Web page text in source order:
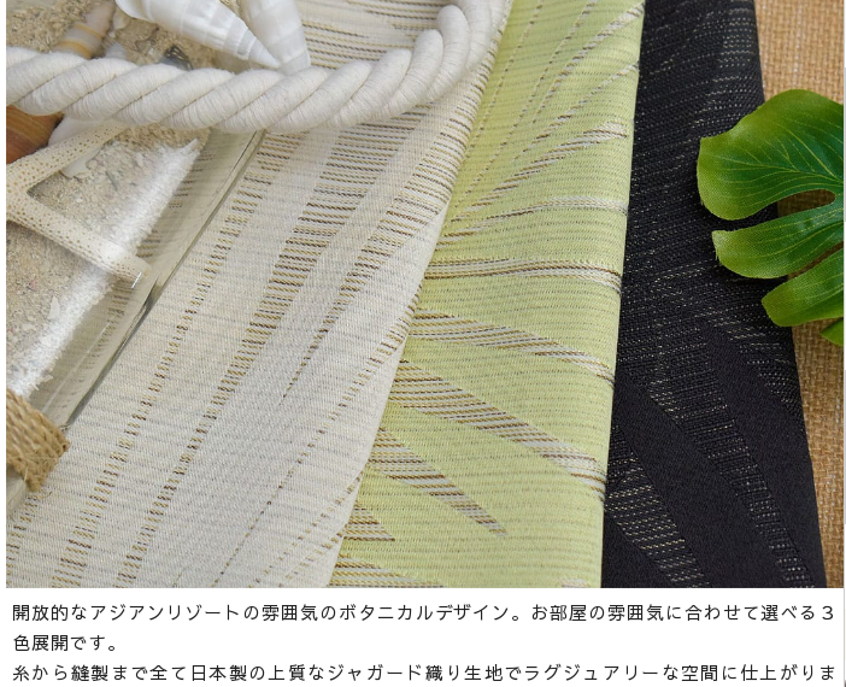
開放的なアジアンリゾートの雰囲気のボタニカルデザイン。お部屋の雰囲気に合わせて選べる３
色展開です。
糸から縫製まで全て日本製の上質なジャガード織り生地でラグジュアリーな空間に仕上がりま